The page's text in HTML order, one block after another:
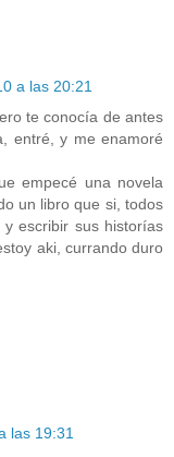
a las 20:21
te conocía de antes
entré, y me enamoré
empecé una novela
un libro que si, todos
escribir sus historías
aki, currando duro
las 19:31